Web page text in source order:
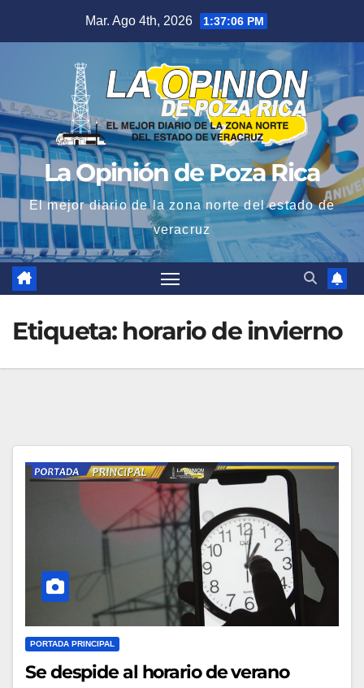
Mar. Ago 4th, 2026 1:37:06 PM
La Opinión de Poza Rica
El mejor diario de la zona norte del estado de
veracruz
Etiqueta: horario de invierno
PORTADA PRINCIPAL
Se despide al horario de verano